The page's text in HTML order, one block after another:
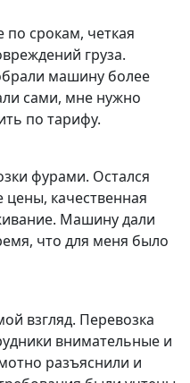
по срокам, четкая
груза.
машину более
сами, мне нужно
по тарифу.
фурами. Остался
цены, качественная
Машину дали
что для меня было
взгляд. Перевозка
внимательные и
разъяснили и